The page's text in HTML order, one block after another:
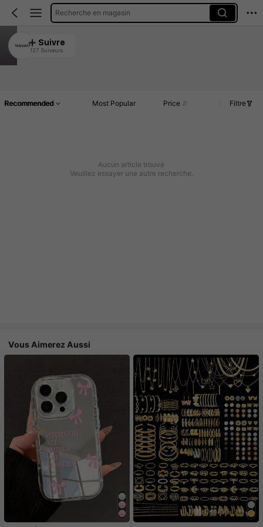
Recherche en magasin
taiyuan7
4.97
Suivre
127 Suiveurs
Recommended Most Popular Price Filtre
Aucun article trouvé
Veuillez essayer une autre recherche.
Vous Aimerez Aussi